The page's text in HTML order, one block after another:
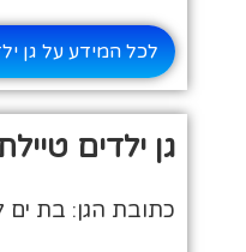
לכל המידע על גן
גן ילדים
כתובת הגן: בת ים